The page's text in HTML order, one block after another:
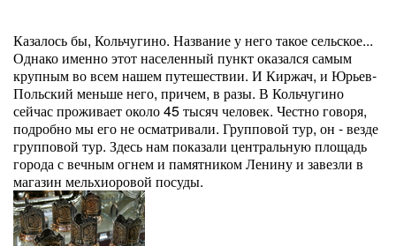
Казалось бы, Кольчугино. Название у него такое сельское...
Однако именно этот населенный пункт оказался самым
крупным во всем нашем путешествии. И Киржач, и Юрьев-
Польский меньше него, причем, в разы. В Кольчугино
сейчас проживает около 45 тысяч человек. Честно говоря,
подробно мы его не осматривали. Групповой тур, он - везде
групповой тур. Здесь нам показали центральную площадь
города с вечным огнем и памятником Ленину и завезли в
магазин мельхиоровой посуды.